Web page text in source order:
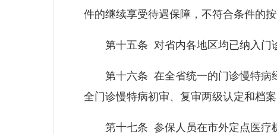
件的继续享受待遇保障，不符合条件的按
第十五条 对省内各地区均已纳入门诊
第十六条 在全省统一的门诊慢特病经
全门诊慢特病初审、复审两级认定和档案
第十七条 参保人员在市外定点医疗机